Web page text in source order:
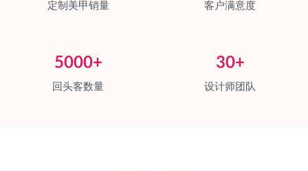
定制美甲销量 客户满意度
5000+
回头客数量
30+
设计师团队